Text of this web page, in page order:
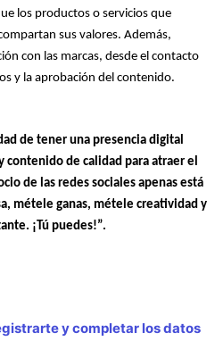
los productos o servicios que
sus valores. Además,
con las marcas, desde el contacto
y la aprobación del contenido.
de tener una presencia digital
contenido de calidad para atraer el
de las redes sociales apenas está
métele ganas, métele creatividad y
¡Tú puedes!”.
y completar los datos